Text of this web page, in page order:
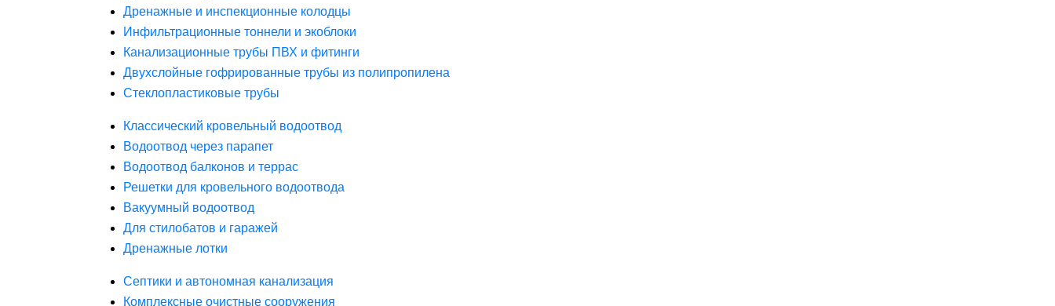
Дренажные и инспекционные колодцы
Инфильтрационные тоннели и экоблоки
Канализационные трубы ПВХ и фитинги
Двухслойные гофрированные трубы из полипропилена
Стеклопластиковые трубы
Классический кровельный водоотвод
Водоотвод через парапет
Водоотвод балконов и террас
Решетки для кровельного водоотвода
Вакуумный водоотвод
Для стилобатов и гаражей
Дренажные лотки
Септики и автономная канализация
Комплексные очистные сооружения